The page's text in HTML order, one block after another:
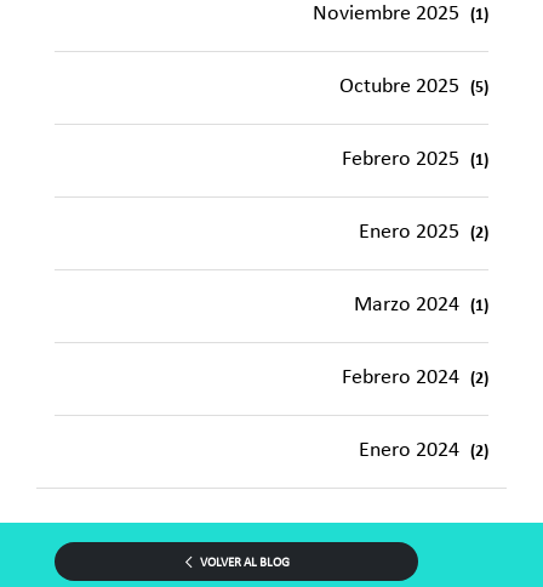
Noviembre 2025 (1)
Octubre 2025 (5)
Febrero 2025 (1)
Enero 2025 (2)
Marzo 2024 (1)
Febrero 2024 (2)
Enero 2024 (2)
VOLVER AL BLOG